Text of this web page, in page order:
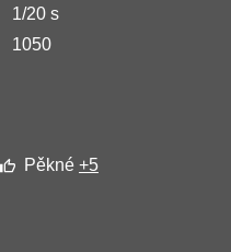
1/20 s
1050
Pěkné +5